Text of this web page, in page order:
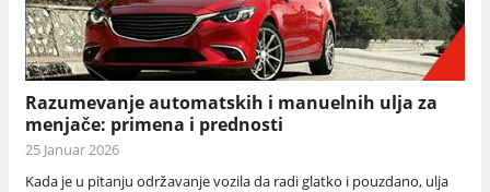
Razumevanje automatskih i manuelnih ulja za
menjače: primena i prednosti
25 Januar 2026
Kada je u pitanju održavanje vozila da radi glatko i pouzdano, ulja